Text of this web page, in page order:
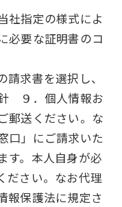
社指定の様式によ
必要な証明書のコ
求書を選択し、
９．個人情報お
郵送ください。な
口」にご請求いた
す。本人自身が必
ださい。なお代理
報保護法に規定さ